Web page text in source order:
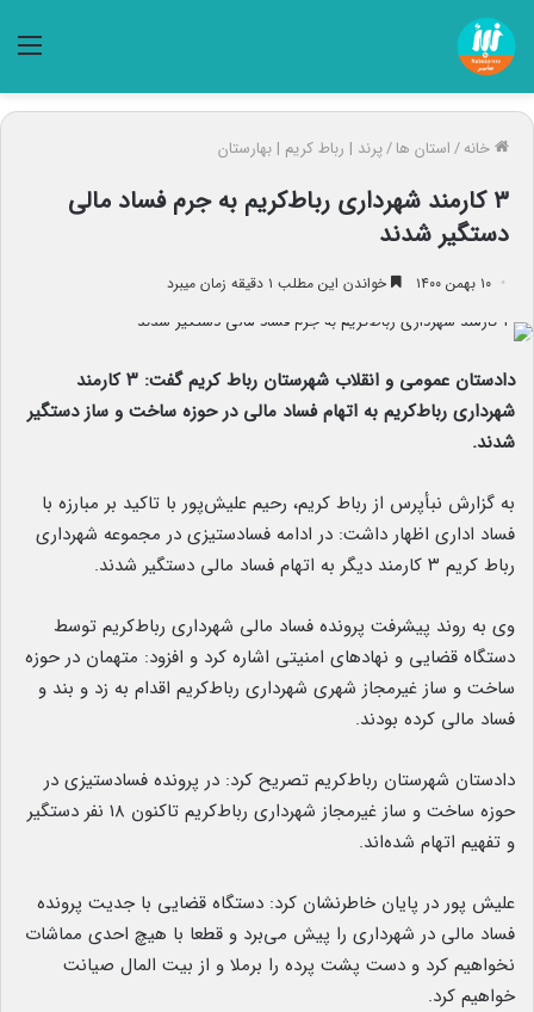
خانه/استان ها/پرند | رباط کریم | بهارستان
۳ کارمند شهرداری رباط‌کریم به جرم فساد مالی
دستگیر شدند
۱۰ بهمن ۱۴۰۰ خواندن این مطلب ۱ دقیقه زمان میبرد
دادستان عمومی و انقلاب شهرستان رباط کریم گفت: ۳ کارمند
شهرداری رباط‌کریم به اتهام فساد مالی در حوزه ساخت و ساز دستگیر
شدند.
به گزارش نبأپرس از رباط کریم، رحیم علیش‌پور با تاکید بر مبارزه با
فساد اداری اظهار داشت: در ادامه فسادستیزی در مجموعه شهرداری
رباط کریم ۳ کارمند دیگر به اتهام فساد مالی دستگیر شدند.
وی به روند پیشرفت پرونده فساد مالی شهرداری رباط‌کریم توسط
دستگاه قضایی و نهادهای امنیتی اشاره کرد و افزود: متهمان در حوزه
ساخت و ساز غیرمجاز شهری شهرداری رباط‌کریم اقدام به زد و بند و
فساد مالی کرده بودند.
دادستان شهرستان رباط‌کریم تصریح کرد: در پرونده فسادستیزی در
حوزه ساخت و ساز غیرمجاز شهرداری رباط‌کریم تاکنون ۱۸ نفر دستگیر
و تفهیم اتهام شده‌اند.
علیش پور در پایان خاطرنشان کرد: دستگاه قضایی با جدیت پرونده
فساد مالی در شهرداری را پیش می‌برد و قطعا با هیچ احدی مماشات
نخواهیم کرد و دست پشت پرده را برملا و از بیت المال صیانت
خواهیم کرد.